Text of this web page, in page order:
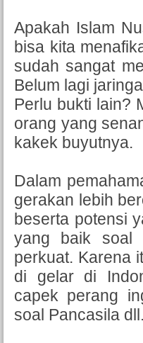
Apakah Islam
bisa kita
sudah sangat
Belum lagi
Perlu bukti lain?
orang yang
kakek buyutnya.
Dalam
gerakan lebih
beserta potensi
yang baik soal
perkuat. Karena
di gelar di
capek perang
soal Pancasila